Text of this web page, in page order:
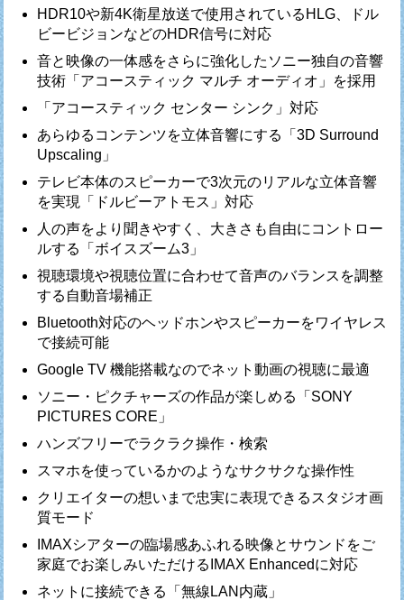
HDR10や新4K衛星放送で使用されているHLG、ドル
ビービジョンなどのHDR信号に対応
音と映像の一体感をさらに強化したソニー独自の音響
技術「アコースティック マルチ オーディオ」を採用
「アコースティック センター シンク」対応
あらゆるコンテンツを立体音響にする「3D Surround
Upscaling」
テレビ本体のスピーカーで3次元のリアルな立体音響
を実現「ドルビーアトモス」対応
人の声をより聞きやすく、大きさも自由にコントロー
ルする「ボイスズーム3」
視聴環境や視聴位置に合わせて音声のバランスを調整
する自動音場補正
Bluetooth対応のヘッドホンやスピーカーをワイヤレス
で接続可能
Google TV 機能搭載なのでネット動画の視聴に最適
ソニー・ピクチャーズの作品が楽しめる「SONY
PICTURES CORE」
ハンズフリーでラクラク操作・検索
スマホを使っているかのようなサクサクな操作性
クリエイターの想いまで忠実に表現できるスタジオ画
質モード
IMAXシアターの臨場感あふれる映像とサウンドをご
家庭でお楽しみいただけるIMAX Enhancedに対応
ネットに接続できる「無線LAN内蔵」